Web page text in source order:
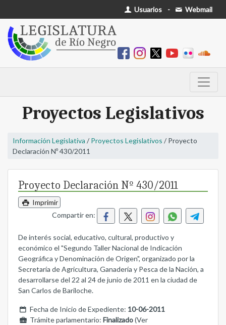
Usuarios - Webmail
Proyectos Legislativos
Información Legislativa / Proyectos Legislativos / Proyecto
Declaración Nº 430/2011
Proyecto Declaración Nº 430/2011
Imprimir
Compartir en:
De interés social, educativo, cultural, productivo y
económico el "Segundo Taller Nacional de Indicación
Geográfica y Denominación de Origen", organizado por la
Secretaría de Agricultura, Ganadería y Pesca de la Nación, a
desarrollarse del 22 al 24 de junio de 2011 en la ciudad de
San Carlos de Bariloche.
Fecha de Inicio de Expediente: 10-06-2011
Trámite parlamentario: Finalizado(Ver